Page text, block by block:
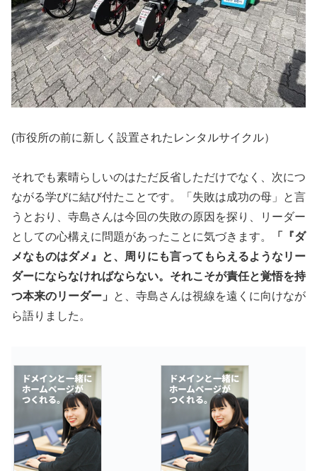
(市役所の前に新しく設置されたレンタルサイクル）
それでも素晴らしいのはただ反省しただけでなく、次につ
ながる学びに結び付たことです。「失敗は成功の母」と言
うとおり、寺島さんは今回の失敗の原因を探り、リーダー
としての心構えに問題があったことに気づきます。
「『ダ
メなものはダメ』と、周りにも言ってもらえるようなリー
ダーにならなければならない。それこそが責任と覚悟を持
つ本来のリーダー」
と、寺島さんは視線を遠くに向けなが
ら語りました。